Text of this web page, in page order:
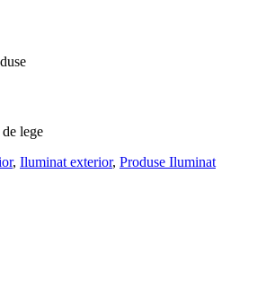
lege
, Iluminat exterior, Produse Iluminat